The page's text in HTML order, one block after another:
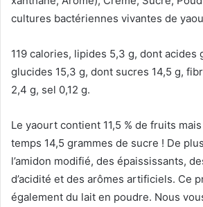
cultures bactériennes vivantes de
119 calories, lipides 5,3 g, dont acides
glucides 15,3 g, dont sucres 14,5 g,
2,4 g, sel 0,12 g.
Le yaourt contient 11,5 % de fruits
temps 14,5 grammes de sucre ! De
l’amidon modifié, des épaississants,
d’acidité et des arômes artificiels. Ce
également du lait en poudre. Nous